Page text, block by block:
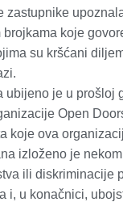
zastupnike
brojkama koje
su kršćani
ubijeno je u prošloj
Open
koje ova
izloženo je
ili diskriminacije
i, u konačnici,